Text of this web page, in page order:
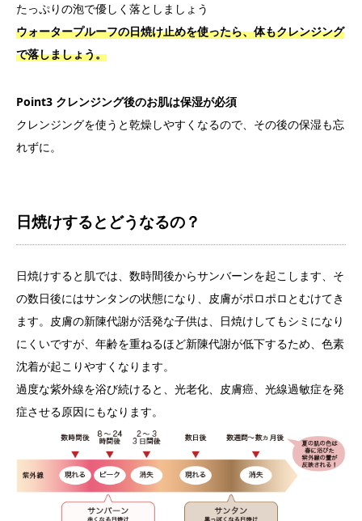
たっぷりの泡で優しく落としましょう
ウォータープルーフの日焼け止めを使ったら、体もクレンジング
で落しましょう。
Point3 クレンジング後のお肌は保湿が必須
クレンジングを使うと乾燥しやすくなるので、その後の保湿も忘
れずに。
日焼けするとどうなるの？
日焼けすると肌では、数時間後からサンバーンを起こします、そ
の数日後にはサンタンの状態になり、皮膚がポロポロとむけてき
ます。皮膚の新陳代謝が活発な子供は、日焼けしてもシミになり
にくいですが、年齢を重ねるほど新陳代謝が低下するため、色素
沈着が起こりやすくなります。
過度な紫外線を浴び続けると、光老化、皮膚癌、光線過敏症を発
症させる原因にもなります。